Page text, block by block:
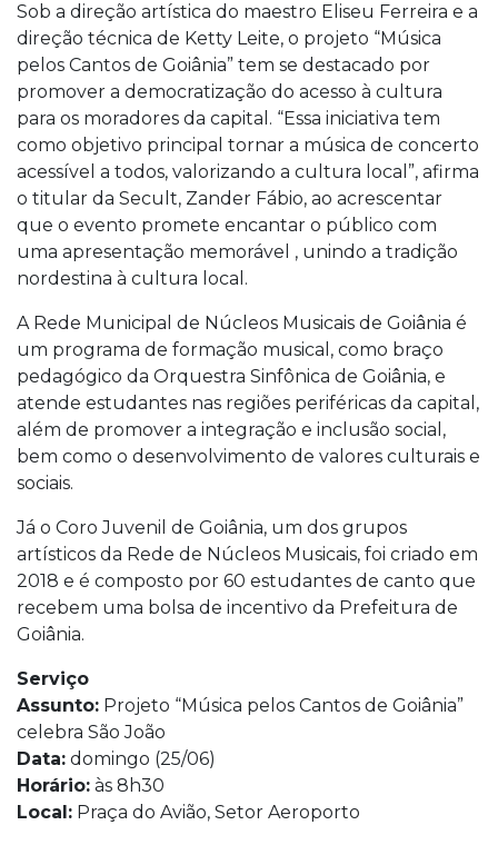
Sob a direção artística do maestro Eliseu Ferreira e a
direção técnica de Ketty Leite, o projeto “Música
pelos Cantos de Goiânia” tem se destacado por
promover a democratização do acesso à cultura
para os moradores da capital. “Essa iniciativa tem
como objetivo principal tornar a música de concerto
acessível a todos, valorizando a cultura local”, afirma
o titular da Secult, Zander Fábio, ao acrescentar
que o evento promete encantar o público com
uma apresentação memorável , unindo a tradição
nordestina à cultura local.
A Rede Municipal de Núcleos Musicais de Goiânia é
um programa de formação musical, como braço
pedagógico da Orquestra Sinfônica de Goiânia, e
atende estudantes nas regiões periféricas da capital,
além de promover a integração e inclusão social,
bem como o desenvolvimento de valores culturais e
sociais.
Já o Coro Juvenil de Goiânia, um dos grupos
artísticos da Rede de Núcleos Musicais, foi criado em
2018 e é composto por 60 estudantes de canto que
recebem uma bolsa de incentivo da Prefeitura de
Goiânia.
Serviço
Assunto: Projeto “Música pelos Cantos de Goiânia”
celebra São João
Data: domingo (25/06)
Horário: às 8h30
Local: Praça do Avião, Setor Aeroporto